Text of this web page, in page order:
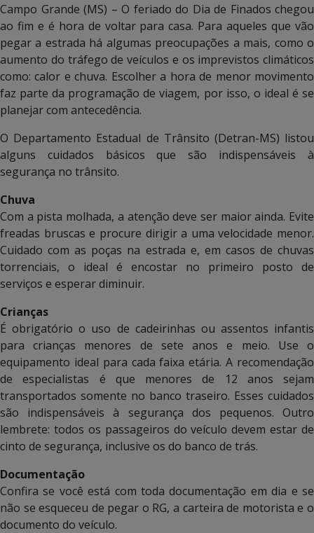
Campo Grande (MS) – O feriado do Dia de Finados chegou
ao fim e é hora de voltar para casa. Para aqueles que vão
pegar a estrada há algumas preocupações a mais, como o
aumento do tráfego de veículos e os imprevistos climáticos
como: calor e chuva. Escolher a hora de menor movimento
faz parte da programação de viagem, por isso, o ideal é se
planejar com antecedência.
O Departamento Estadual de Trânsito (Detran-MS) listou
alguns cuidados básicos que são indispensáveis à
segurança no trânsito.
Chuva
Com a pista molhada, a atenção deve ser maior ainda. Evite
freadas bruscas e procure dirigir a uma velocidade menor.
Cuidado com as poças na estrada e, em casos de chuvas
torrenciais, o ideal é encostar no primeiro posto de
serviços e esperar diminuir.
Crianças
É obrigatório o uso de cadeirinhas ou assentos infantis
para crianças menores de sete anos e meio. Use o
equipamento ideal para cada faixa etária. A recomendação
de especialistas é que menores de 12 anos sejam
transportados somente no banco traseiro. Esses cuidados
são indispensáveis à segurança dos pequenos. Outro
lembrete: todos os passageiros do veículo devem estar de
cinto de segurança, inclusive os do banco de trás.
Documentação
Confira se você está com toda documentação em dia e se
não se esqueceu de pegar o RG, a carteira de motorista e o
documento do veículo.